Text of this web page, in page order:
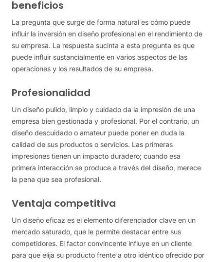
beneficios
La pregunta que surge de forma natural es cómo puede
influir la inversión en diseño profesional en el rendimiento de
su empresa. La respuesta sucinta a esta pregunta es que
puede influir sustancialmente en varios aspectos de las
operaciones y los resultados de su empresa.
Profesionalidad
Un diseño pulido, limpio y cuidado da la impresión de una
empresa bien gestionada y profesional. Por el contrario, un
diseño descuidado o amateur puede poner en duda la
calidad de sus productos o servicios. Las primeras
impresiones tienen un impacto duradero; cuando esa
primera interacción se produce a través del diseño, merece
la pena que sea profesional.
Ventaja competitiva
Un diseño eficaz es el elemento diferenciador clave en un
mercado saturado, que le permite destacar entre sus
competidores. El factor convincente influye en un cliente
para que elija su producto frente a otro idéntico ofrecido por